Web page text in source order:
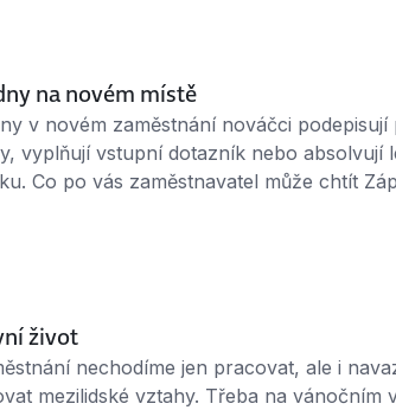
na novém místě
v novém zaměstnání nováčci
vyplňují vstupní dotazník nebo absolvují
Co po vás zaměstnavatel může chtít
život
nechodíme jen pracovat, ale i
mezilidské vztahy. Třeba na vánočním